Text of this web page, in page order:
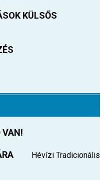
KÜLSŐS
VAN!
Hévízi Tradicionális